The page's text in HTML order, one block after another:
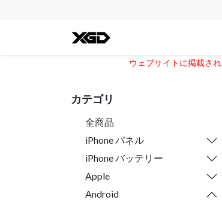
ウェブサイトに掲載さ
カテゴリ
全商品
iPhone パネル
iPhone バッテリー
Apple
Android